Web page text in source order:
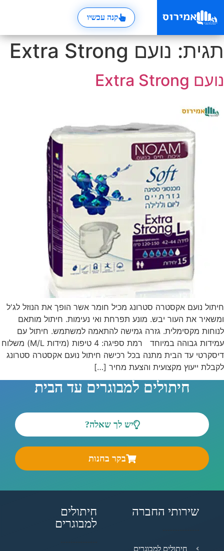
קנה עכשיו
תגית: נועם Extra Strong
נועם Extra Strong
חיתול נועם אקסטרה סטרונג מכיל חומר אשר הופך את הנוזל לג'ל
ומשאיר את העור יבש. מונע תפרחת ואי נעימות. חיתול מותאם
לנוחות מקסימלית. גזרה גמישה להתאמה למשתמש. חיתול עם
עמידות גבוהה במיוחד רמת ספיגה: 4 טיפות (מידות M/L) משלוח
דיסקרטי עד הבית מתנה בכל רכישה חיתול נועם אקסטרה סטרונג
לקבלת ייעוץ מקצועית והצעת מחיר […]
חיתולים למבוגרים עד הבית
יש לך שאלה?
בקר בחנות
שירותי החברה
חיתולים למבוגרים
חיתולים
למבוגרים